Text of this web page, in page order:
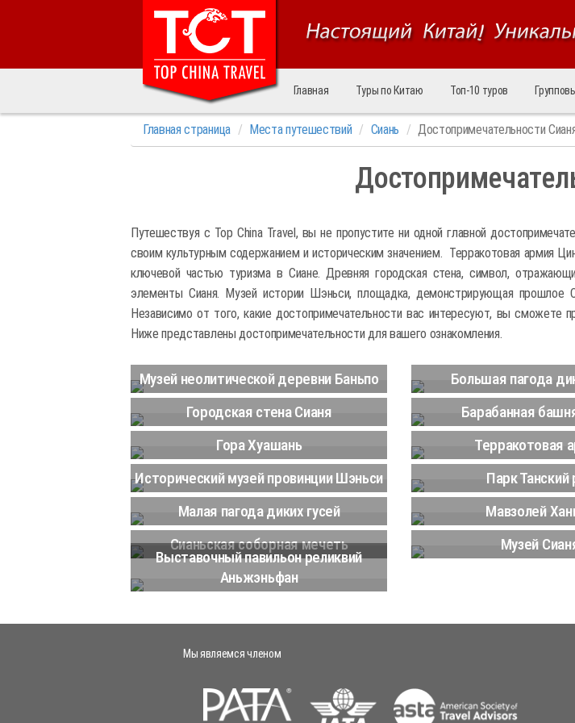
Главная Туры по Китаю Топ‑10 туров
Главная страница Места путешествий Сиань Достопримечательности
Путешествуя с Top China Travel, вы не пропустите ни одной главной
своим культурным содержанием и историческим значением. Терракотовая армия
ключевой частью туризма в Сиане. Древняя городская стена, символ,
элементы Сианя. Музей истории Шэньси, площадка, демонстрирующая прошлое
Независимо от того, какие достопримечательности вас интересуют, вы сможете
Ниже представлены достопримечательности для вашего ознакомления.
Музей неолитической деревни Баньпо Большая пагода
Городская стена Сианя
Барабанная
Гора Хуашань
Терракотовая
Исторический музей провинции Шэньси
Парк Танский
Малая пагода диких гусей
Мавзолей
Сианьская соборная мечеть
Музей
Выставочный павильон реликвий
Аньжэньфан
Мы являемся членом